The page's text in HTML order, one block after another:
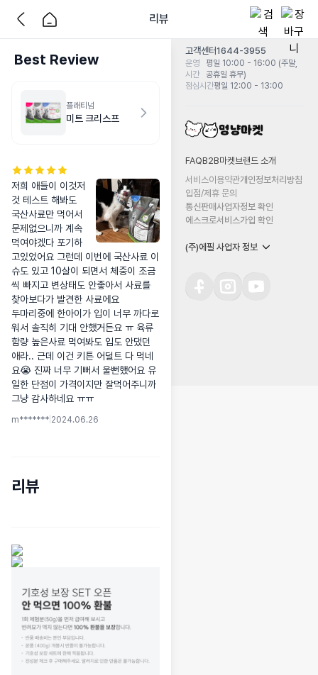
리뷰
Best Review
플래티넘
미트 크리스프
저희 애들이 이것저
것 테스트 해봐도
국산사료만 먹어서
문제없으니까 계속
먹여야겠다 포기하
고있었어요 그런데 이번에 국산사료 이
슈도 있고 10살이 되면서 체중이 조금
씩 빠지고 변상태도 안좋아서 사료를
찾아보다가 발견한 사료에요
두마리중에 한아이가 입이 너무 까다로
워서 솔직히 기대 안했거든요 ㅠ 육류
함량 높은사료 먹여봐도 입도 안댔던
애라.. 근데 이건 키튼 어덜트 다 먹네
요😭 진짜 너무 기뻐서 울뻔했어요 유
일한 단점이 가격이지만 잘먹어주니까
그냥 감사하네요 ㅠㅠ
m******* 2024.06.26
리뷰
고객센터1644-3955
운영
시간
평일 10:00 - 16:00 (주말,
공휴일 휴무)
점심시간평일 12:00 - 13:00
FAQB2B마켓 브랜드 소개
서비스이용약관개인정보처리방침
입점/제휴 문의
통신판매사업자정보 확인
에스크로서비스가입 확인
(주)에필 사업자 정보